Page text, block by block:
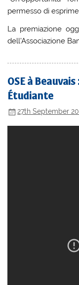
permesso di
La premiazione
dell’Associazione
OSE à
Étudiante
27th September